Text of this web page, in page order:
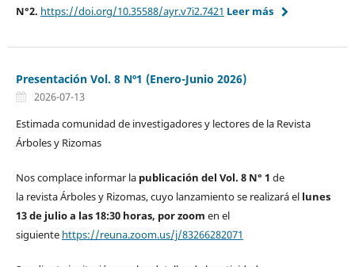
N°2. https://doi.org/10.35588/ayr.v7i2.7421 Leer más
Presentación Vol. 8 Nº1 (Enero-Junio 2026)
2026-07-13
Estimada comunidad de investigadores y lectores de la Revista
Árboles y Rizomas
Nos complace informar la publicación del Vol. 8 N° 1 de
la revista Árboles y Rizomas, cuyo lanzamiento se realizará el lunes
13 de julio a las 18:30 horas, por zoom en el
siguiente https://reuna.zoom.us/j/83266282071